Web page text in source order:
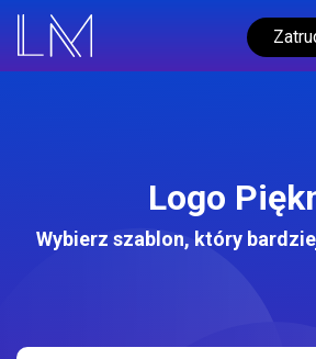
Logo
Wybierz szablon, który